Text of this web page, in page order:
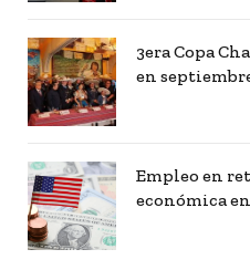
3era Copa
en
Empleo en
económica